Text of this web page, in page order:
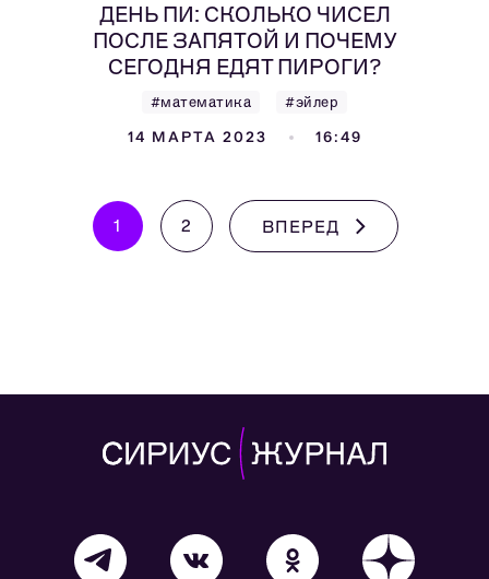
ДЕНЬ ПИ: СКОЛЬКО ЧИСЕЛ
ПОСЛЕ ЗАПЯТОЙ И ПОЧЕМУ
СЕГОДНЯ ЕДЯТ ПИРОГИ?
#математика #эйлер
14 МАРТА 2023 16:49
1 2 ВПЕРЕД